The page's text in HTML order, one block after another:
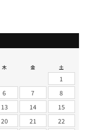
木 金 土
1
6 7
8
13 14
15
20 21
22